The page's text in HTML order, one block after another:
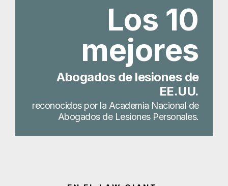
Los 10
mejores
Abogados de lesiones de
EE.UU.
reconocidos por la Academia Nacional de
Abogados de Lesiones Personales.